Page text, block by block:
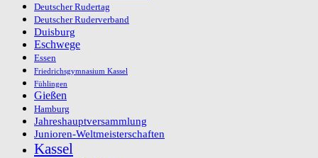
Deutscher Rudertag
Deutscher Ruderverband
Duisburg
Eschwege
Essen
Friedrichsgymnasium Kassel
Fühlingen
Gießen
Hamburg
Jahreshauptversammlung
Junioren-Weltmeisterschaften
Kassel